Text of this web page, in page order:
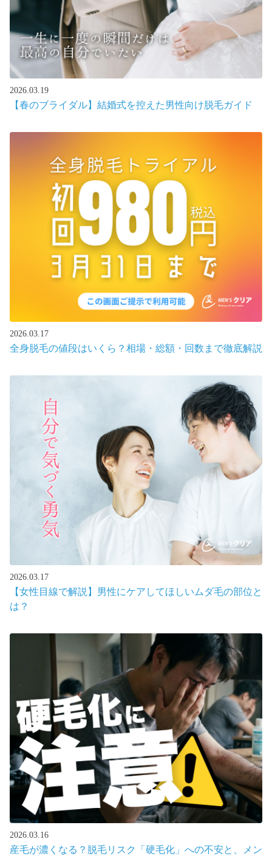
2026.03.19
【春のブライダル】結婚式を控えた男性向け脱毛ガイド
2026.03.17
全身脱毛の値段はいくら？相場・総額・回数まで徹底解説
2026.03.17
【女性目線で解説】男性にケアしてほしいムダ毛の部位と
は？
2026.03.16
産毛が濃くなる？脱毛リスク「硬毛化」への不安と、メン